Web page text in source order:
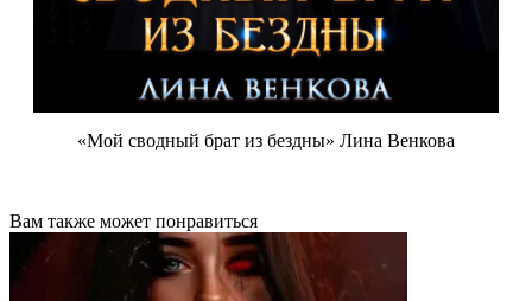
«Мой сводный брат из бездны» Лина Венкова
Вам также может понравиться